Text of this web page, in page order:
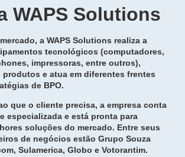
WAPS Solutions
a WAPS Solutions realiza a
tecnológicos (computadores,
impressoras, entre outros),
produtos e atua em diferentes frentes
de BPO.
que o cliente precisa, a empresa conta
especializada e está pronta para
soluções do mercado. Entre seus
de negócios estão Grupo Souza
Sulamerica, Globo e Votorantim.